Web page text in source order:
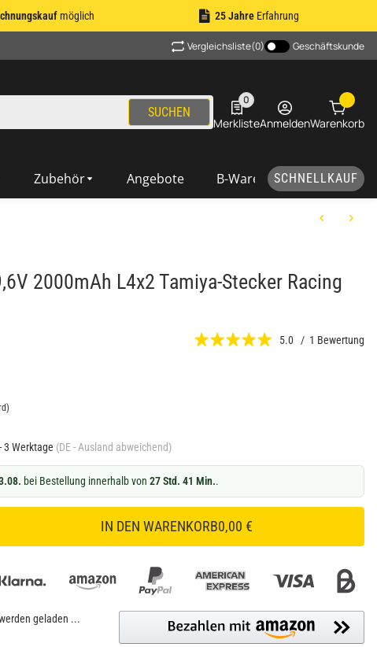
möglich 25 JahreErfahrung
Vergleichsliste(0) Geschäftskunde
SUCHEN
0
0 Produkte in der Liste
MerklisteAnmeldenWarenkorb
Zubehör Angebote B-Ware SCHNELLKAUF
2000mAh L4x2 Tamiya-Stecker Racing
5.0 / 1 Bewertung
3 Werktage (DE - Ausland abweichend)
bei Bestellung innerhalb von 27 Std. 41 Min..
IN DEN WARENKORB0,00 €
geladen ...